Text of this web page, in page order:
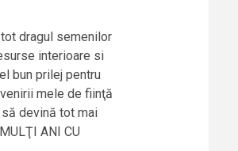
dragul semenilor
interioare si
bun prilej pentru
mele de fiinţă
să devină tot mai
ANI CU